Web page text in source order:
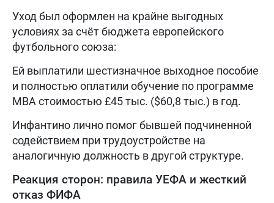
Уход был оформлен на крайне выгодных
условиях за счёт бюджета европейского
футбольного союза:
Ей выплатили шестизначное выходное пособие
и полностью оплатили обучение по программе
MBA стоимостью £45 тыс. ($60,8 тыс.) в год.
Инфантино лично помог бывшей подчиненной
содействием при трудоустройстве на
аналогичную должность в другой структуре.
Реакция сторон: правила УЕФА и жесткий
отказ ФИФА